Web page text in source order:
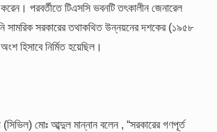
পরবর্তীতে টিএসসি ভবনটি তৎকালীন জেনারেল
সামরিক সরকারের তথাকথিত উন্নয়নের দশকের (১৯৫৮
হিসাবে নির্মিত হয়েছিল।
(সিভিল) মোঃ আব্দুল মান্নান বলেন , “সরকারের গণপূর্ত